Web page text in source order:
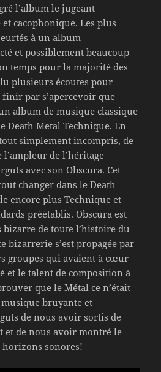
l’album le jugeant
cacophonique. Les plus
à un album
et possiblement beaucoup
temps pour la majorité des
plusieurs écoutes pour
par s’apercevoir que
album de musique classique
Death Metal Technique. En
simplement incompris, de
de l’héritage
avec son Obscura. Cet
changer dans le Death
encore plus Technique et
préétablis. Obscura est
bizarre de toute l’histoire du
bizarrerie s’est propagée par
groupes qui avaient à cœur
et le talent de composition à
que le Métal ce n’était
bruyante et
de nous avoir sortis de
et de nous avoir montré le
horizons sonores!